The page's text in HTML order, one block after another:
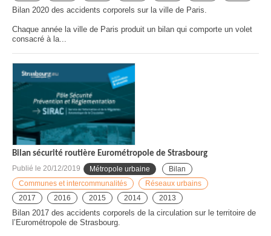
Bilan 2020 des accidents corporels sur la ville de Paris.
Chaque année la ville de Paris produit un bilan qui comporte un volet
consacré à la...
Bilan sécurité routière Eurométropole de Strasbourg
Publié le 20/12/2019 Métropole urbaine
Bilan
Communes et intercommunalités
Réseaux urbains
2017
2016 2015 2014 2013
Bilan 2017 des accidents corporels de la circulation sur le territoire de
l’Eurométropole de Strasbourg.